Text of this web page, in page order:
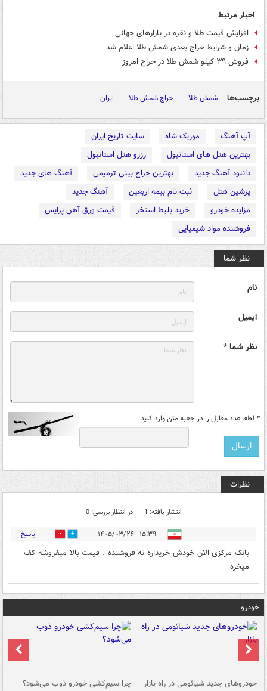
اخبار مرتبط
افزایش قیمت طلا و نقره در بازارهای جهانی
زمان و شرایط حراج بعدی شمش طلا اعلام شد
فروش ۳۹ کیلو شمش طلا در حراج امروز
برچسب‌ها شمش طلا حراج شمش طلا ایران
آپ آهنگ موزیک شاه
سایت تاریخ ایران
بهترین هتل های استانبول
رزرو هتل استانبول
دانلود آهنگ جدید
بهترین جراح بینی ترمیمی
آهنگ های جدید
پرشین هتل
ثبت نام بیمه اربعین
آهنگ جدید
مزایده خودرو
خرید بلیط استخر
قیمت ورق آهن پرایس
فروشنده مواد شیمیایی
نظر شما
نام
ایمیل
نظر شما *
* لطفا عدد مقابل را در جعبه متن وارد کنید
نظرات
انتشار یافته: 1 در انتظار بررسی: 0
۱۵:۳۹ - ۱۴۰۵/۰۳/۲۶ 0 پاسخ
بانک مرکزی الان خودش خریداره نه فروشنده . قیمت بالا میفروشه کف
میخره
خودرو
خودروهای جدید شیائومی در راه بازار چرا سیم‌کشی خودرو ذوب می‌شود؟